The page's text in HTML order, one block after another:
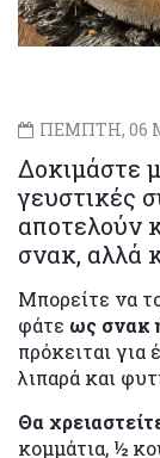
ΠΕΜΠΤΗ, 06
Δοκιμάστε
γευστικές
αποτελούν
σνακ, αλλά
Μπορείτε να
φάτε ως σνακ
πρόκειται για
λιπαρά και
Θα
κομμάτια, ½